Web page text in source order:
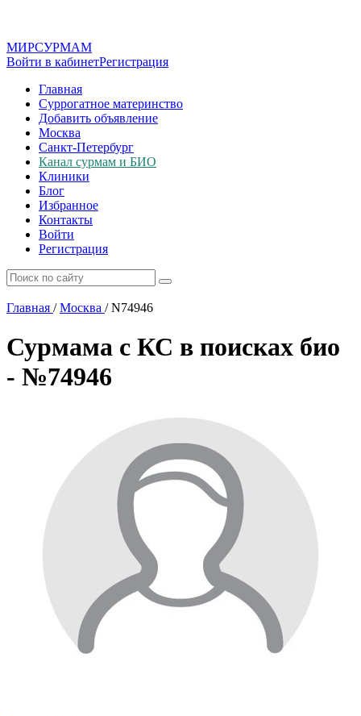
МИРСУРМАМ
Войти в кабинетРегистрация
Главная
Суррогатное материнство
Добавить объявление
Москва
Санкт-Петербург
Канал сурмам и БИО
Клиники
Блог
Избранное
Контакты
Войти
Регистрация
Главная / Москва /N74946
Сурмама с КС в поисках био
- №74946